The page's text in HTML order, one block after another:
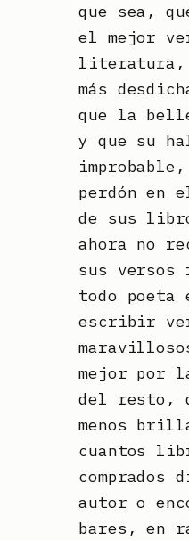
que sea,
el mejor
literatura,
más
que la
y que su
perdón en
de sus
ahora no
sus versos
todo poeta
escribir
mejor por
del resto,
menos
cuantos
comprados
autor o
bares, en